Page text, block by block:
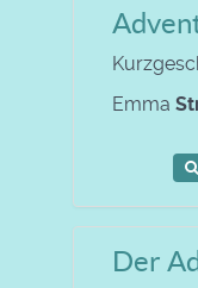
Emma
Der